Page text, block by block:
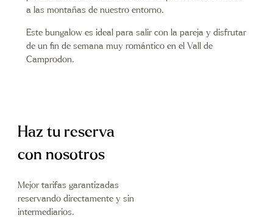
a las montañas de nuestro entorno.
Este bungalow es ideal para salir con la pareja y disfrutar
de un fin de semana muy romántico en el Vall de
Camprodon.
Haz tu reserva
con nosotros
Mejor tarifas garantizadas
reservando directamente y sin
intermediarios.